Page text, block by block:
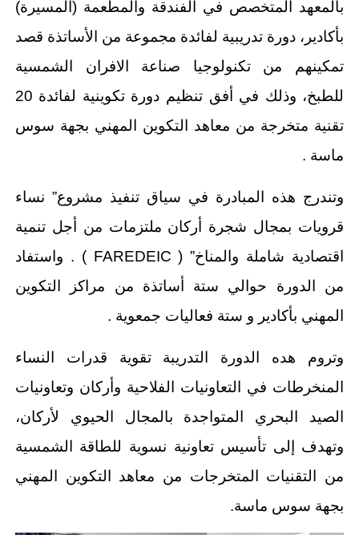
بالمعهد المتخصص في الفندقة والمطعمة (المسيرة)
بأكادير، دورة تدريبية لفائدة مجموعة من الأساتذة قصد
تمكينهم من تكنولوجيا صناعة الافران الشمسية
للطبخ، وذلك في أفق تنظيم دورة تكوينية لفائدة 20
تقنية متخرجة من معاهد التكوين المهني بجهة سوس
ماسة .
وتندرج هذه المبادرة في سياق تنفيذ مشروع” نساء
قرويات بمجال شجرة أركان ملتزمات من أجل تنمية
اقتصادية شاملة والمناخ” ( FAREDEIC ) . واستفاد
من الدورة حوالي ستة أساتذة من مراكز التكوين
المهني بأكادير و ستة فعاليات جمعوية .
وتروم هده الدورة التدريبة تقوية قدرات النساء
المنخرطات في التعاونيات الفلاحية وأركان وتعاونيات
الصيد البحري المتواجدة بالمجال الحيوي لأركان،
وتهدف إلى تأسيس تعاونية نسوية للطاقة الشمسية
من التقنيات المتخرجات من معاهد التكوين المهني
بجهة سوس ماسة.